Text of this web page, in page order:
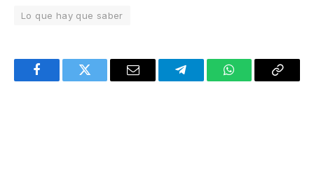
Lo que hay que saber
FacebookTwitter Email TelegramWhatsAppCopy